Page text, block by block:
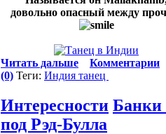
довольно опасный между
Читать дальше
Комментарии
(0) Теги: Индия танец
Интересности Банки
под Рэд-Булла